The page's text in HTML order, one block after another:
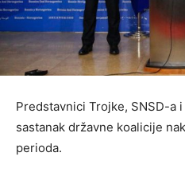
Predstavnici Trojke, SNSD-a
sastanak državne koalicije
perioda.